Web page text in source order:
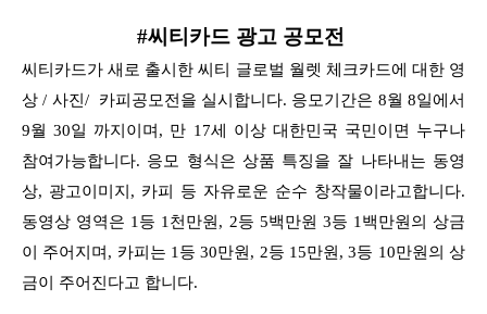
#씨티카드 광고 공모전
씨티카드가 새로 출시한 씨티 글로벌 월렛 체크카드에 대한 영
상 / 사진/ 카피공모전을 실시합니다. 응모기간은 8월 8일에서
9월 30일 까지이며, 만 17세 이상 대한민국 국민이면 누구나
참여가능합니다. 응모 형식은 상품 특징을 잘 나타내는 동영
상, 광고이미지, 카피 등 자유로운 순수 창작물이라고합니다.
동영상 영역은 1등 1천만원, 2등 5백만원 3등 1백만원의 상금
이 주어지며, 카피는 1등 30만원, 2등 15만원,3등 10만원의 상
금이 주어진다고 합니다.